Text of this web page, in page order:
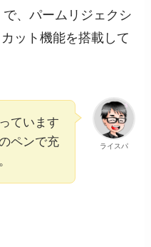
で、パームリジェクシ
ット機能を搭載して
ライスパ
ています
ペンで充